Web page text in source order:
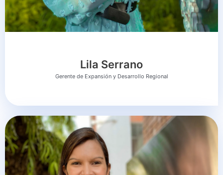
Lila Serrano
Gerente de Expansión y Desarrollo Regional